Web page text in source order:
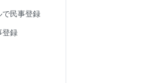
民事登録
録